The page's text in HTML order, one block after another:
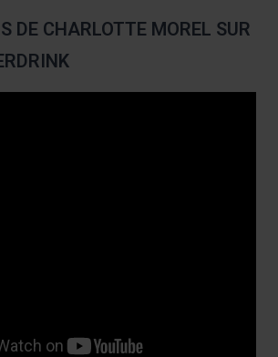
DE CHARLOTTE MOREL SUR